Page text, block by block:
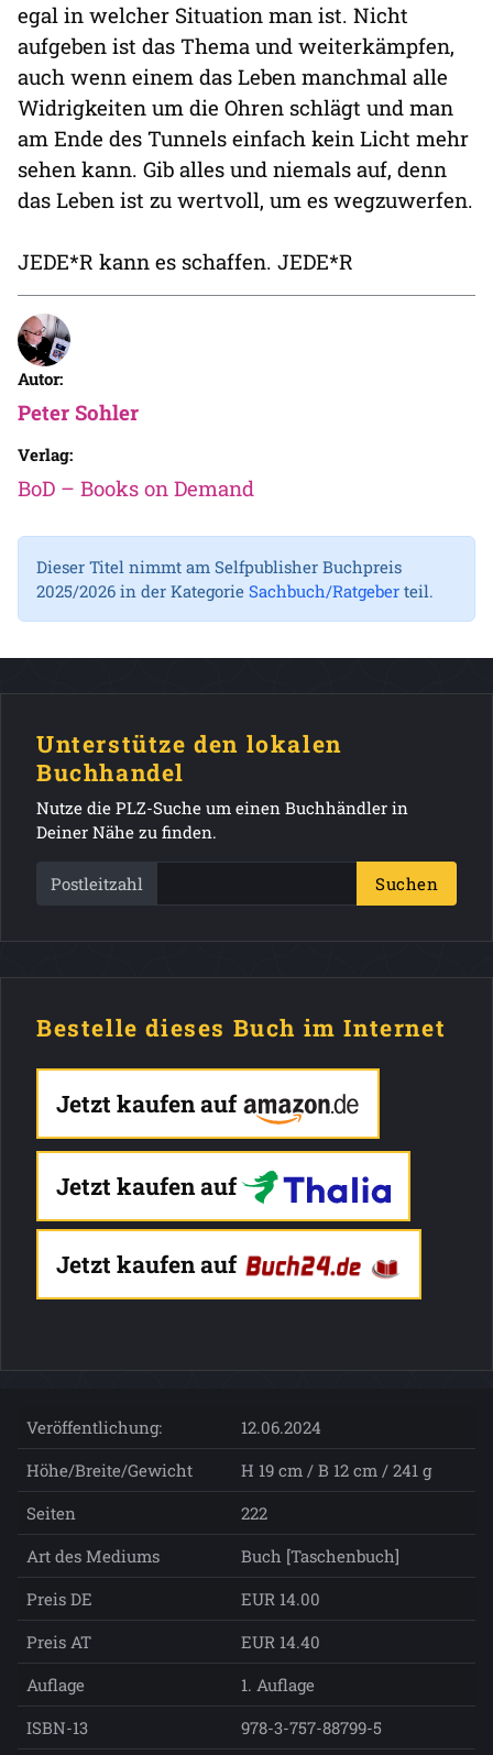
egal in welcher Situation man ist. Nicht
aufgeben ist das Thema und weiterkämpfen,
auch wenn einem das Leben manchmal alle
Widrigkeiten um die Ohren schlägt und man
am Ende des Tunnels einfach kein Licht mehr
sehen kann. Gib alles und niemals auf, denn
das Leben ist zu wertvoll, um es wegzuwerfen.
JEDE*R kann es schaffen. JEDE*R
Autor:
Peter Sohler
Verlag:
BoD – Books on Demand
Dieser Titel nimmt am Selfpublisher Buchpreis
2025/2026 in der Kategorie Sachbuch/Ratgeber teil.
Unterstütze den lokalen
Buchhandel
Nutze die PLZ-Suche um einen Buchhändler in
Deiner Nähe zu finden.
Postleitzahl Suchen
Bestelle dieses Buch im Internet
Jetzt kaufen auf
Jetzt kaufen auf
Jetzt kaufen auf
Veröffentlichung:
12.06.2024
Höhe/Breite/Gewicht
H 19 cm / B 12 cm / 241 g
Seiten
222
Art des Mediums
Buch [Taschenbuch]
Preis DE
EUR 14.00
Preis AT
EUR 14.40
Auflage
1. Auflage
ISBN-13
978-3-757-88799-5